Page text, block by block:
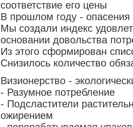
соответствие его цены
В прошлом году - опасения
Мы создали индекс
основании довольства
Из этого сформирован
Снизилось количество
Визионерство -
- Разумное потребление
- Подсластители
ожирением